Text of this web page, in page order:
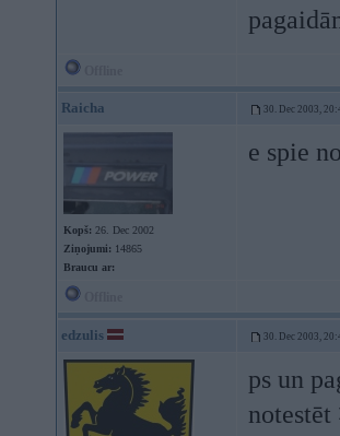
Raicha 30. Dec 2003,
Kopš: 26. Dec 2002
Ziņojumi: 14865
Braucu ar:
e spie
edzulis 30. Dec 2003,
ps un